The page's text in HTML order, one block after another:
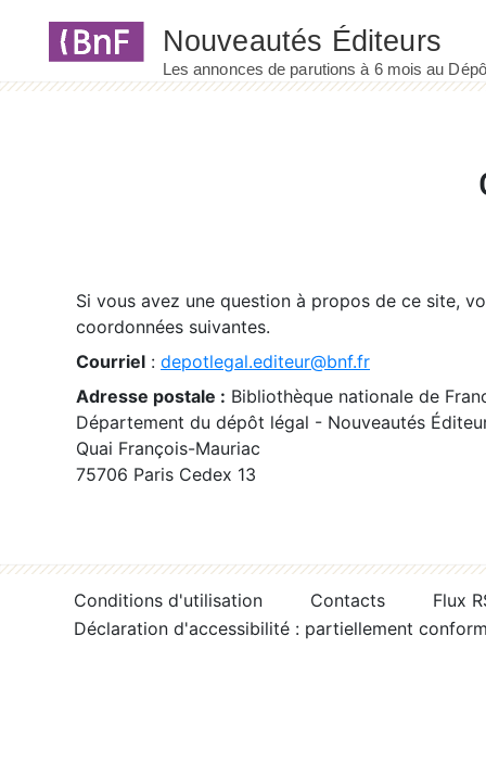
Si vous avez une question à propos de ce site,
coordonnées suivantes.
Courriel : depotlegal.editeur@bnf.fr
Adresse postale : Bibliothèque nationale de
Département du dépôt légal - Nouveautés
Quai François-Mauriac
75706 Paris Cedex 13
Conditions d'utilisation Contacts
Flux
Déclaration d'accessibilité : partiellement